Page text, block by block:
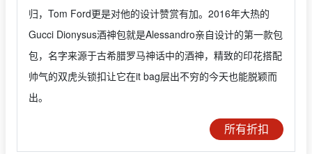
归，Tom Ford更是对他的设计赞赏有加。2016年大热的
Gucci Dionysus酒神包就是Alessandro亲自设计的第一款包
包，名字来源于古希腊罗马神话中的酒神，精致的印花搭配
帅气的双虎头锁扣让它在it bag层出不穷的今天也能脱颖而
出。
所有折扣